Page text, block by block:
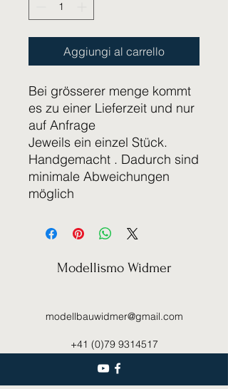
Aggiungi al carrello
Bei grösserer menge kommt
es zu einer Lieferzeit und nur
auf Anfrage
Jeweils ein einzel Stück.
Handgemacht . Dadurch sind
minimale Abweichungen
möglich
Modellismo Widmer
modellbauwidmer@gmail.com
+41 (0)79 9314517